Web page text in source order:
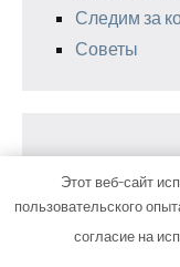
Следим за
Советы
Этот веб-сайт
пользовательского
согласие на